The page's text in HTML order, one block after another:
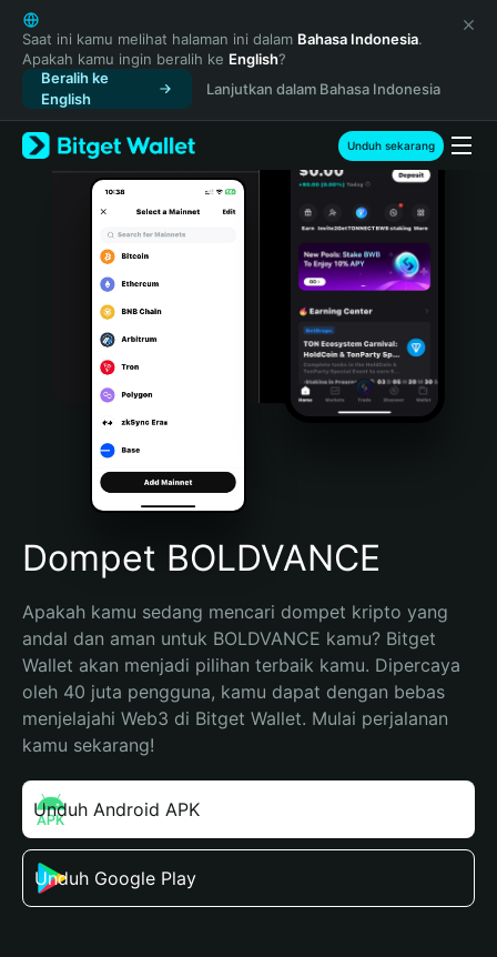
English
日本語
Tiếng Việt
Русский
Español (Latinoamérica)
Türkçe
Italiano
Português (Portugal)
Bahasa Indonesia
Português (Brasil)
Español (Argentina)
Saat ini kamu melihat halaman ini dalam Bahasa Indonesia.
Apakah kamu ingin beralih ke English?
Beralih ke
English
Lanjutkan dalam Bahasa Indonesia
Unduh sekarang
Dompet BOLDVANCE
Apakah kamu sedang mencari dompet kripto yang
andal dan aman untuk BOLDVANCE kamu? Bitget
Wallet akan menjadi pilihan terbaik kamu. Dipercaya
oleh 40 juta pengguna, kamu dapat dengan bebas
menjelajahi Web3 di Bitget Wallet. Mulai perjalanan
kamu sekarang!
Unduh Android APK
Unduh Google Play